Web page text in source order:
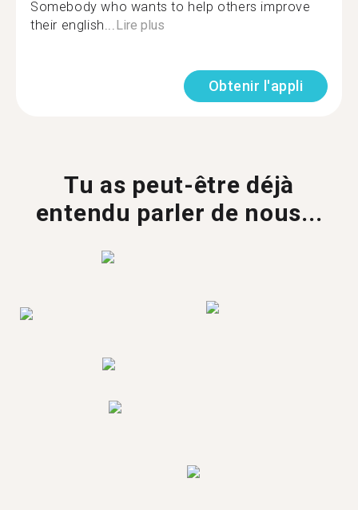
Somebody who wants to help others improve
their english...Lire plus
Obtenir l'appli
Tu as peut-être déjà
entendu parler de nous...